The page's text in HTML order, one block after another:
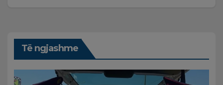
Të ngjashme